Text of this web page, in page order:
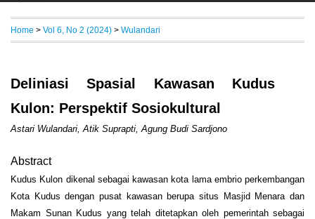
Home > Vol 6, No 2 (2024) > Wulandari
Deliniasi Spasial Kawasan Kudus
Kulon: Perspektif Sosiokultural
Astari Wulandari, Atik Suprapti, Agung Budi Sardjono
Abstract
Kudus Kulon dikenal sebagai kawasan kota lama embrio perkembangan
Kota Kudus dengan pusat kawasan berupa situs Masjid Menara dan
Makam Sunan Kudus yang telah ditetapkan oleh pemerintah sebagai